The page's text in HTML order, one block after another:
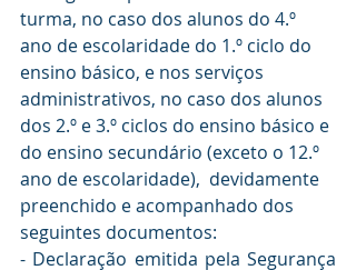
turma, no caso dos alunos do 4.º
ano de escolaridade do 1.º ciclo do
ensino básico, e nos serviços
administrativos, no caso dos alunos
dos 2.º e 3.º ciclos do ensino básico e
do ensino secundário (exceto o 12.º
ano de escolaridade),  devidamente
preenchido e acompanhado dos
seguintes documentos:
- Declaração emitida pela Segurança